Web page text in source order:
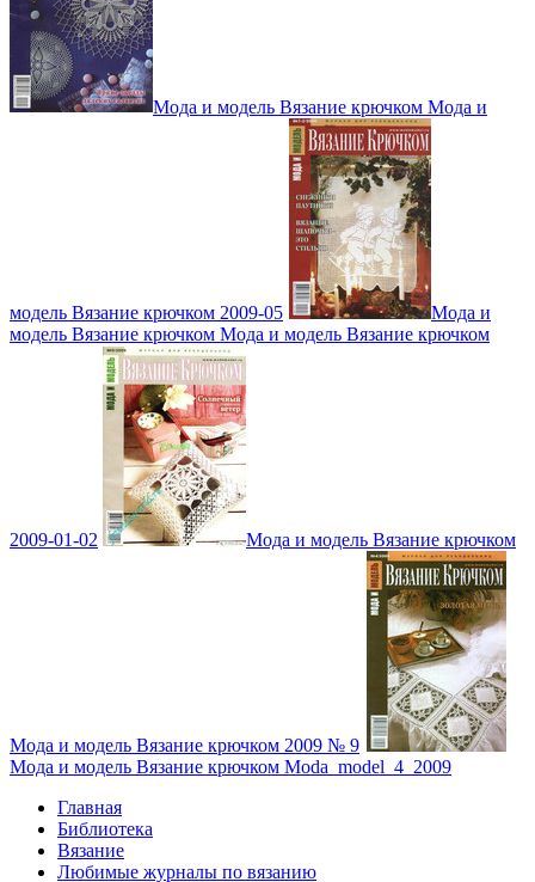
Мода и модель Вязание крючком Мода и
модель Вязание крючком 2009-05
Мода и
модель Вязание крючком Мода и модель Вязание крючком
2009-01-02 Мода и модель Вязание крючком
Мода и модель Вязание крючком 2009 № 9
Мода и модель Вязание крючком Moda_model_4_2009
Главная
Библиотека
Вязание
Любимые журналы по вязанию